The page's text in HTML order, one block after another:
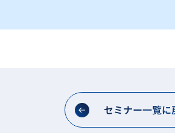
セミナー一覧に